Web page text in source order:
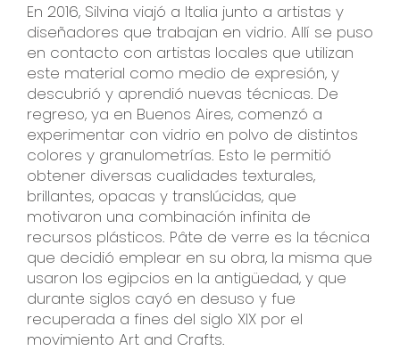
En 2016, Silvina viajó a Italia junto a artistas y
diseñadores que trabajan en vidrio. Allí se puso
en contacto con artistas locales que utilizan
este material como medio de expresión, y
descubrió y aprendió nuevas técnicas. De
regreso, ya en Buenos Aires, comenzó a
experimentar con vidrio en polvo de distintos
colores y granulometrías. Esto le permitió
obtener diversas cualidades texturales,
brillantes, opacas y translúcidas, que
motivaron una combinación infinita de
recursos plásticos. Pâte de verre es la técnica
que decidió emplear en su obra, la misma que
usaron los egipcios en la antigüedad, y que
durante siglos cayó en desuso y fue
recuperada a fines del siglo XIX por el
movimiento Art and Crafts.